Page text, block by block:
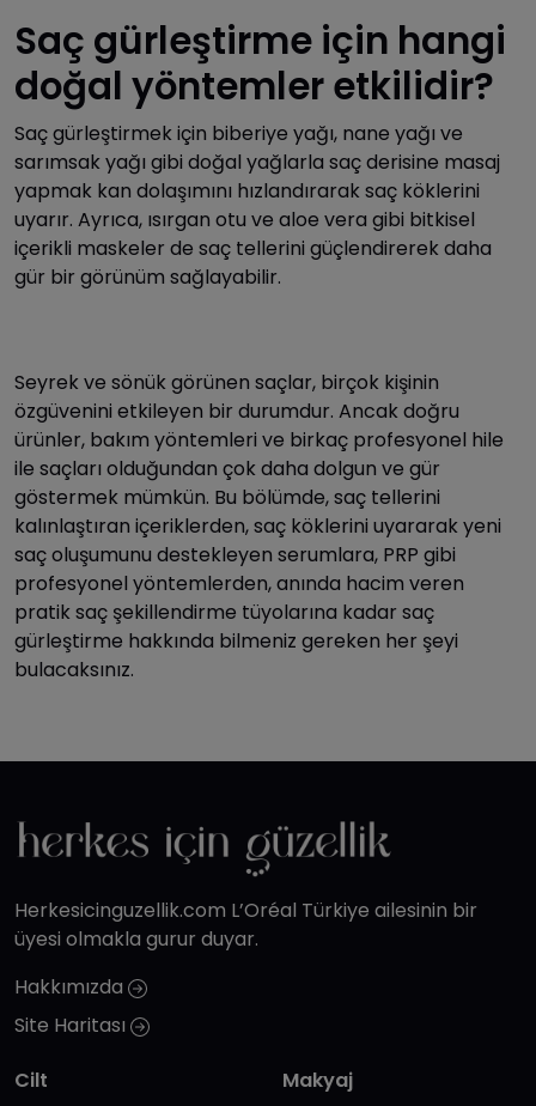
Saç gürleştirme için hangi
doğal yöntemler etkilidir?
Saç gürleştirmek için biberiye yağı, nane yağı ve
sarımsak yağı gibi doğal yağlarla saç derisine masaj
yapmak kan dolaşımını hızlandırarak saç köklerini
uyarır. Ayrıca, ısırgan otu ve aloe vera gibi bitkisel
içerikli maskeler de saç tellerini güçlendirerek daha
gür bir görünüm sağlayabilir.
Seyrek ve sönük görünen saçlar, birçok kişinin
özgüvenini etkileyen bir durumdur. Ancak doğru
ürünler, bakım yöntemleri ve birkaç profesyonel hile
ile saçları olduğundan çok daha dolgun ve gür
göstermek mümkün. Bu bölümde, saç tellerini
kalınlaştıran içeriklerden, saç köklerini uyararak yeni
saç oluşumunu destekleyen serumlara, PRP gibi
profesyonel yöntemlerden, anında hacim veren
pratik saç şekillendirme tüyolarına kadar saç
gürleştirme hakkında bilmeniz gereken her şeyi
bulacaksınız.
Herkesicinguzellik.com L’Oréal Türkiye ailesinin bir
üyesi olmakla gurur duyar.
Hakkımızda
Site Haritası
Cilt
Makyaj